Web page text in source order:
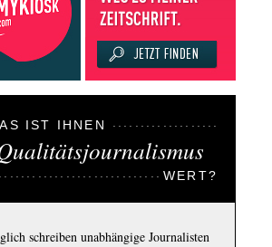
IST IHNEN
WERT?
schreiben unabhängige Journalisten